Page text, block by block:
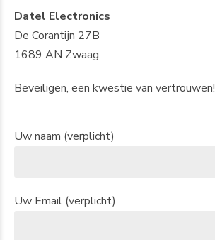
Datel Electronics
De Corantijn 27B
1689 AN Zwaag
Beveiligen, een kwestie van vertrouwen!
Uw naam (verplicht)
Uw Email (verplicht)